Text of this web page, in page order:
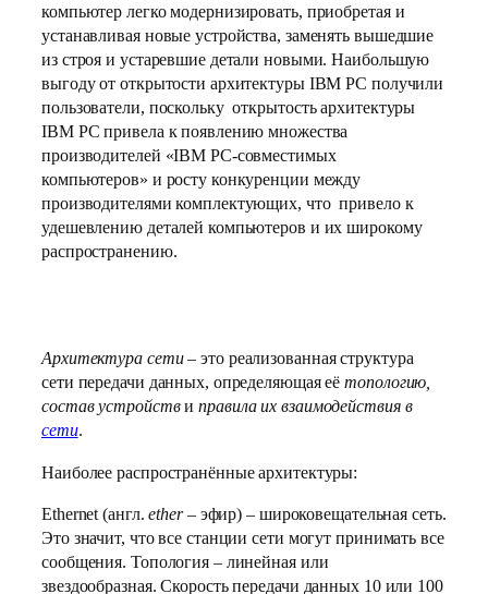
компьютер легко модернизировать, приобретая и
устанавливая новые устройства, заменять вышедшие
из строя и устаревшие детали новыми. Наибольшую
выгоду от открытости архитектуры IBM PC получили
пользователи, поскольку открытость архитектуры
IBM PC привела к появлению множества
производителей «IBM PC-совместимых
компьютеров» и росту конкуренции между
производителями комплектующих, что привело к
удешевлению деталей компьютеров и их широкому
распространению.
Архитектура сети– это реализованная структура
сети передачи данных, определяющая еётопологию,
состав устройствиправила их взаимодействия в
сети.
Наиболее распространённые архитектуры:
Ethernet (англ.ether– эфир) – широковещательная сеть.
Это значит, что все станции сети могут принимать все
сообщения. Топология – линейная или
звездообразная. Скорость передачи данных 10 или 100